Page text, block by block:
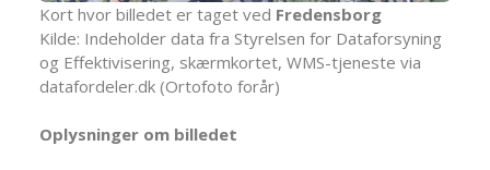
Kort hvor billedet er taget ved Fredensborg
Kilde: Indeholder data fra Styrelsen for Dataforsyning
og Effektivisering, skærmkortet, WMS-tjeneste via
datafordeler.dk (Ortofoto forår)
Oplysninger om billedet